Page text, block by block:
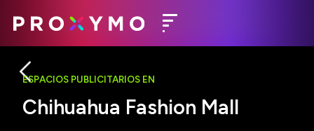
ESPACIOS PUBLICITARIOS EN
Chihuahua Fashion Mall